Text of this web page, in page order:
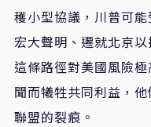
穫小型協議，川普可
宏大聲明、遷就北京
這條路徑對美國風險
聞而犧牲共同利益，
聯盟的裂痕。